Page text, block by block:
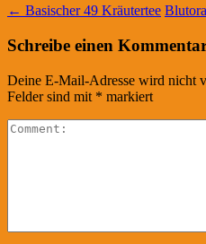
← Basischer 49 Kräutertee
Schreibe einen
Deine E-Mail-Adresse wird nicht
Felder sind mit * markiert